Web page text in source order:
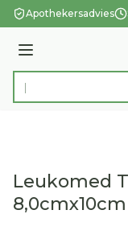
Ga naar de inhoud
Apothekersadvies
Menu
Product, merk,
Leukomed
8,0cmx10cm